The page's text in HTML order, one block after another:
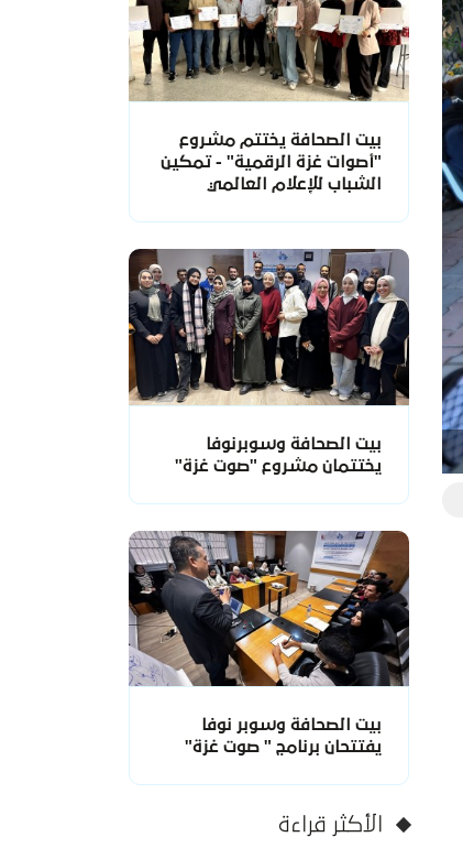
بيت الصحافة يختتم مشروع
"أصوات غزة الرقمية" - تمكين
الشباب للإعلام العالمي
بيت الصحافة وسوبرنوفا
يختتمان مشروع "صوت غزة"
بيت الصحافة وسوبر نوفا
يفتتحان برنامج " صوت غزة"
الأكثر قراءة